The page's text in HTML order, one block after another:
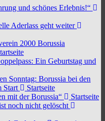
und schönes Erlebnis!“
Aderlass geht weiter
2000 Borussia
Ein Geburtstag und
Sonntag: Borussia bei den
Start
Startseite
mit der Borussia“
Startseite
noch nicht gelöscht